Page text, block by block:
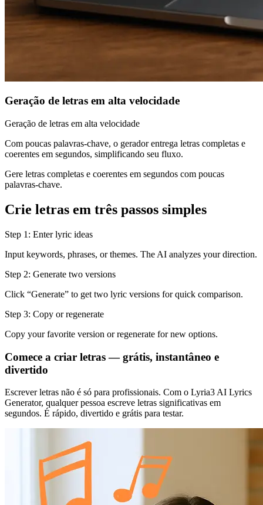
Geração de letras em alta velocidade
Geração de letras em alta velocidade
Com poucas palavras-chave, o gerador entrega letras completas e
coerentes em segundos, simplificando seu fluxo.
Gere letras completas e coerentes em segundos com poucas
palavras-chave.
Crie letras em três passos simples
Step 1: Enter lyric ideas
Input keywords, phrases, or themes. The AI analyzes your direction.
Step 2: Generate two versions
Click “Generate” to get two lyric versions for quick comparison.
Step 3: Copy or regenerate
Copy your favorite version or regenerate for new options.
Comece a criar letras — grátis, instantâneo e
divertido
Escrever letras não é só para profissionais. Com o Lyria3 AI Lyrics
Generator, qualquer pessoa escreve letras significativas em
segundos. É rápido, divertido e grátis para testar.